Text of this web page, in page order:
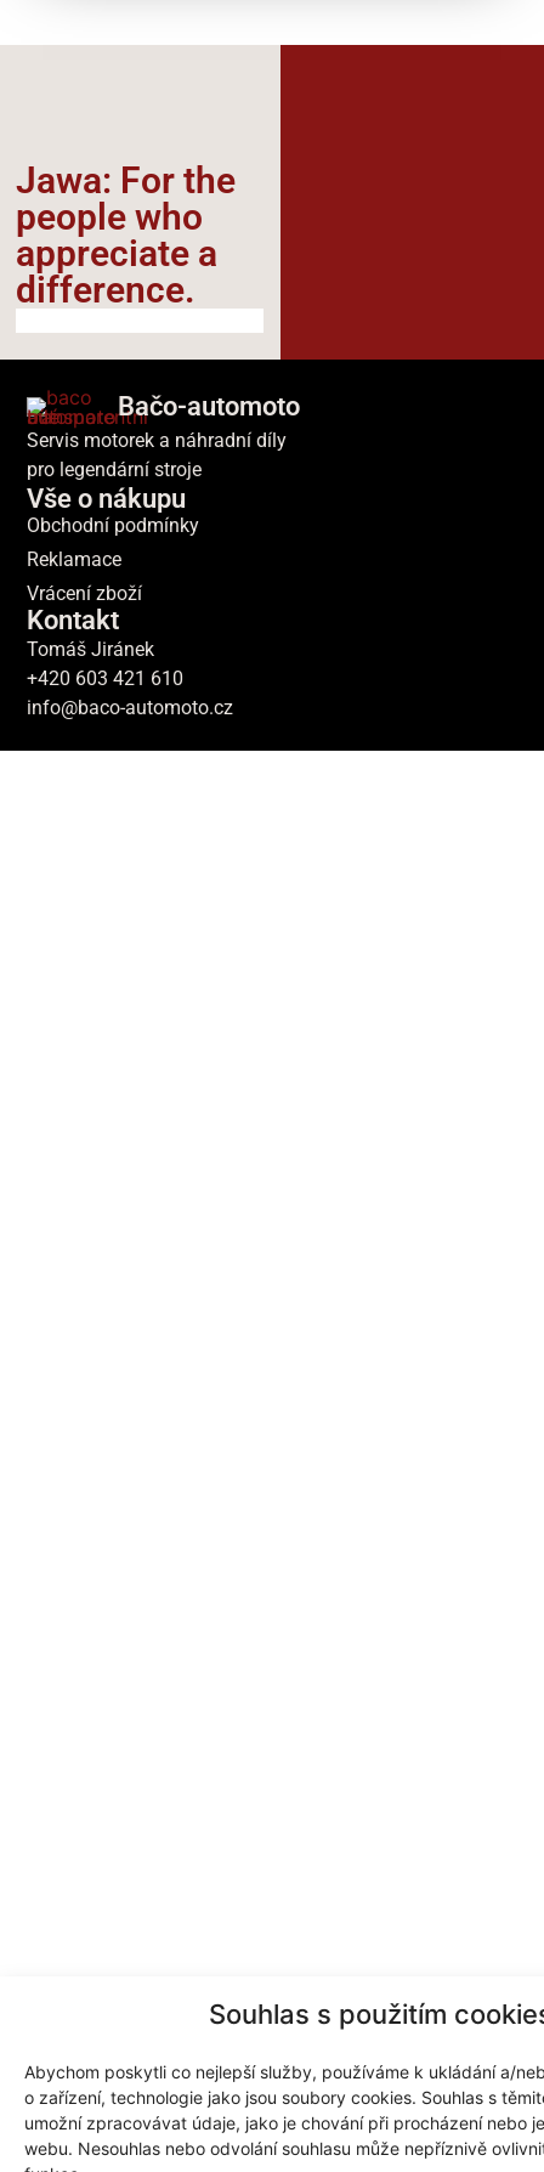
Souhlas s použitím
Abychom poskytli co nejlepší služby, používáme k ukládání a/
o zařízení, technologie jako jsou soubory cookies. Souhlas s
umožní zpracovávat údaje, jako je chování při procházení nebo
webu. Nesouhlas nebo odvolání souhlasu může nepříznivě
Jawa: For the
people who
appreciate a
difference.​
Bačo-automoto
Servis motorek a náhradní díly
pro legendární stroje
Vše o nákupu
Obchodní podmínky
Reklamace
Vrácení zboží
Kontakt
Tomáš Jiránek
+420 603 421 610
info@baco-automoto.cz